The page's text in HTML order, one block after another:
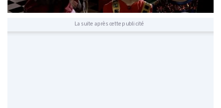
La suite après cette publicité